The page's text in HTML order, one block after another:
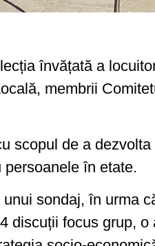
învățată a
membrii
scopul de a
în etate.
sondaj, în urma
discuții focus grup,